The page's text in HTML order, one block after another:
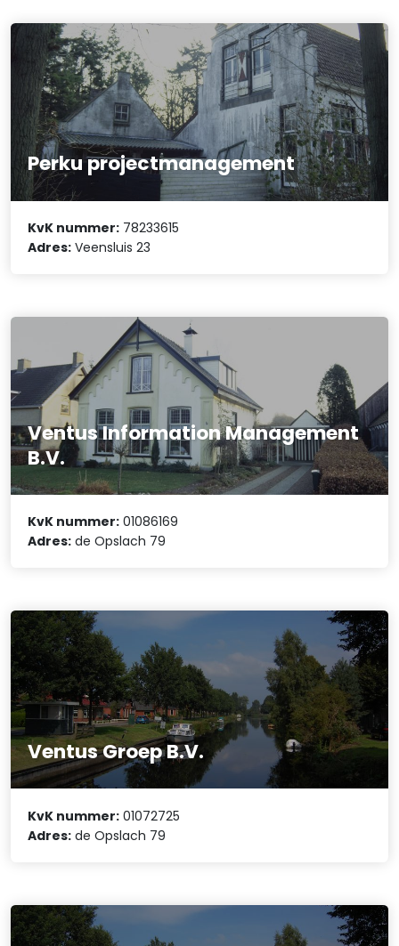
Perku projectmanagement
KvK nummer: 78233615
Adres: Veensluis 23
Ventus Information Management
B.V.
KvK nummer: 01086169
Adres: de Opslach 79
Ventus Groep B.V.
KvK nummer: 01072725
Adres: de Opslach 79